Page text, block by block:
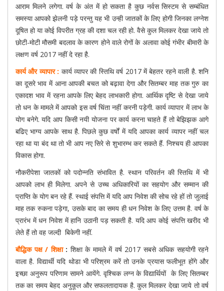
आराम मिलने लगेगा. वर्ष के अंत में हो सकता है कुछ नर्वस सिस्टम से सम्बंधित
समस्या आपको झेलनी पड़े परन्तु यह भी उन्ही जातकों के लिए होगी जिनका लग्नेश
दूषित हो या कोई विपरीत ग्रह की दशा चल रही हो. वैसे कुल मिलकर देखा जाये तो
छोटी-मोटी मौसमी बदलाव के कारण होने वाले रोगों के अलावा कोई गंभीर बीमारी के
लक्षण वर्ष 2017 नहीं दे रहा है.
कार्य और व्यापार : कार्य व्यापर की स्तिथि वर्ष 2017 में बेहतर रहने वाली है. शनि
का दूसरे भाव में आना आपकी बचत को बढ़ावा देगा और सितम्बर माह तक गुरु का
एकादश भाव में रहना आपके लिए बेहद लाभकारी होगा. आर्थिक दृष्टि से देखा जाये
तो धन के मामले में आपको इस वर्ष चिंता नहीं करनी पड़ेगी. कार्य व्यापार में लाभ के
योग बनेगे. यदि आप किसी नयी योजना पर कार्य करना चाहते हैं तो बेझिझक आगे
बढिए भाग्य आपके साथ है. पिछले कुछ वर्षों में यदि आपका कार्य व्यापर नहीं चल
रहा था या बंद था तो भी आप नए सिरे से शुभारम्भ कर सकते हैं. निश्चय ही आपका
विकास होगा.
नौकरीपेशा जातकों को पदोन्नति संभावित है. स्थान परिवर्तन की स्तिथि में भी
आपको लाभ ही मिलेगा. अपने से उच्च अधिकारियों का सहयोग और सम्मान की
प्राप्ति के योग बन रहे हैं. स्थाई संपत्ति में यदि आप निवेश की सोच रहे हों तो जुलाई
माह तक रुकना पड़ेगा, उसके बाद का समय ही धन निवेश के लिए उत्तम है. वर्ष के
प्रारंभ में धन निवेश में हानि उठानी पड़ सकती है. यदि आप कोई संपत्ति खरीद भी
लेते हैं तो वह जल्दी बिकेगी नहीं.
बौद्धिक पक्ष / शिक्षा : शिक्षा के मामले में वर्ष 2017 सबसे अधिक सहयोगी रहने
वाला है. विद्यार्थी यदि थोडा भी परिश्रम करें तो उनके प्रयास फलीभूत होंगे और
इच्छा अनुरूप परिणाम सामने आयेंगे. वृश्चिक लग्न के विद्यार्थियों के लिए सितम्बर
तक का समय बेहद अनुकूल और सफलतादायक है. कुल मिलकर देखा जाये तो वर्ष